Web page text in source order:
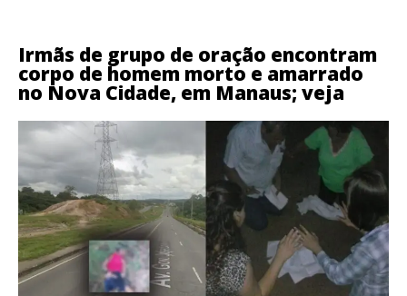
Irmãs de grupo de oração encontram
corpo de homem morto e amarrado
no Nova Cidade, em Manaus; veja